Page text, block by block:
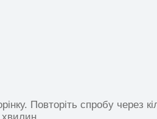
Повторіть спробу через